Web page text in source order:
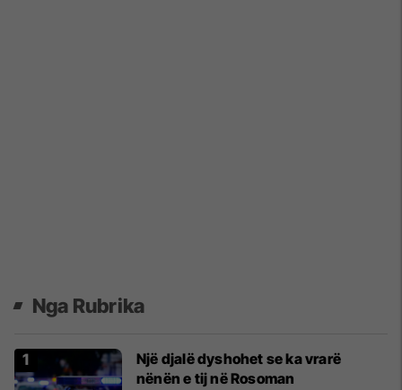
Nga Rubrika
Një djalë dyshohet se ka vrarë
nënën e tij në Rosoman